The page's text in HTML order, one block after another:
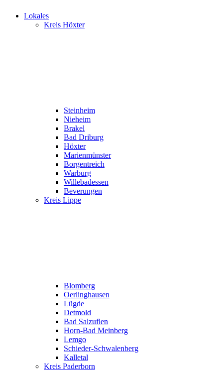
Lokales
Kreis Höxter
Steinheim
Nieheim
Brakel
Bad Driburg
Höxter
Marienmünster
Borgentreich
Warburg
Willebadessen
Beverungen
Kreis Lippe
Blomberg
Oerlinghausen
Lügde
Detmold
Bad Salzuflen
Horn-Bad Meinberg
Lemgo
Schieder-Schwalenberg
Kalletal
Kreis Paderborn